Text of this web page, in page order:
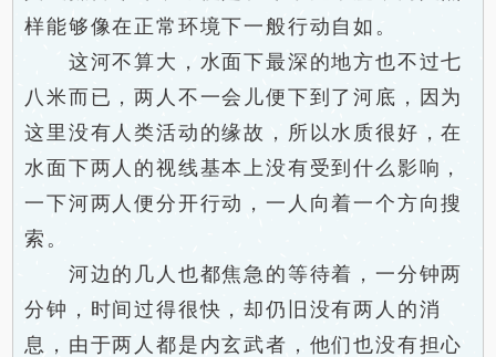
样能够像在正常环境下一般行动自如。
这河不算大，水面下最深的地方也不过七
八米而已，两人不一会儿便下到了河底，因为
这里没有人类活动的缘故，所以水质很好，在
水面下两人的视线基本上没有受到什么影响，
一下河两人便分开行动，一人向着一个方向搜
索。
河边的几人也都焦急的等待着，一分钟两
分钟，时间过得很快，却仍旧没有两人的消
息，由于两人都是内玄武者，他们也没有担心